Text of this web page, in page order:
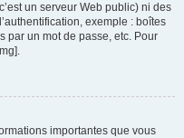
un serveur Web public) ni des
exemple : boîtes
par un mot de passe, etc. Pour
importantes que vous